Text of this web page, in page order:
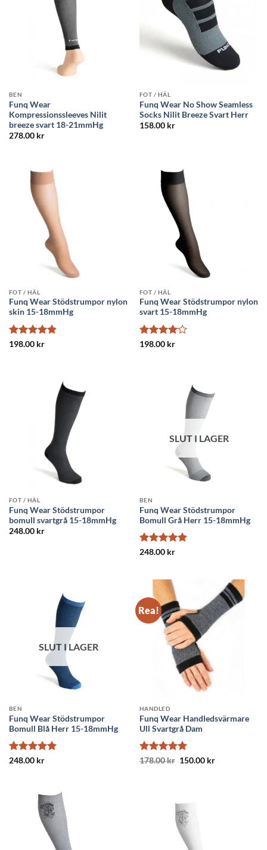
BEN
Funq Wear
Kompressionssleeves Nilit
breeze svart 18-21mmHg
278.00 kr
FOT / HÄL
Funq Wear No Show Seamless
Socks Nilit Breeze Svart Herr
158.00 kr
FOT / HÄL
Funq Wear Stödstrumpor nylon
skin 15-18mmHg
Betygsatt
198.00 kr
FOT / HÄL
Funq Wear Stödstrumpor nylon
svart 15-18mmHg
Betygsatt
198.00 kr
FOT / HÄL
Funq Wear Stödstrumpor
bomull svartgrå 15-18mmHg
248.00 kr
SLUT I LAGER
BEN
Funq Wear Stödstrumpor
Bomull Grå Herr 15-18mmHg
Betygsatt
248.00 kr
SLUT I LAGER
BEN
Funq Wear Stödstrumpor
Bomull Blå Herr 15-18mmHg
Betygsatt
248.00 kr
Rea!
HANDLED
Funq Wear Handledsvärmare
Ull Svartgrå Dam
Betygsatt 5
178.00kr Det
150.00 krDet